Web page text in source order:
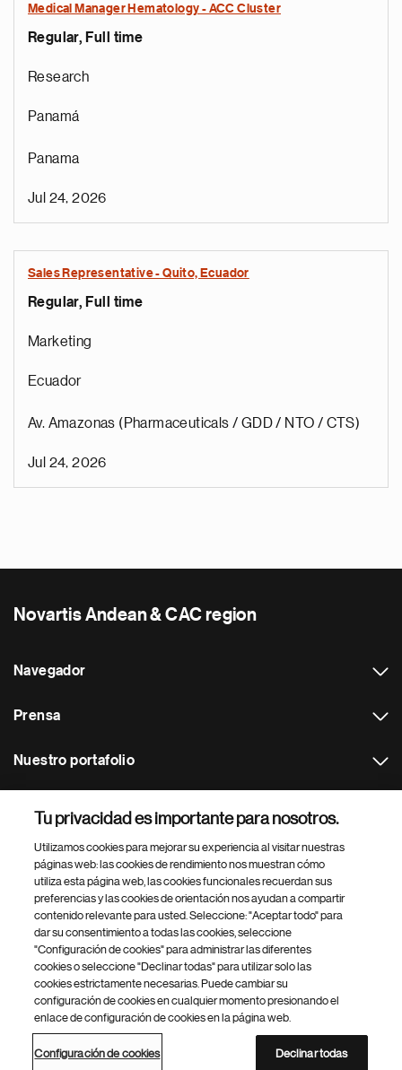
Medical Manager Hematology - ACC Cluster
Regular, Full time
Research
Panamá
Panama
Jul 24, 2026
Sales Representative - Quito, Ecuador
Regular, Full time
Marketing
Ecuador
Av. Amazonas (Pharmaceuticals / GDD / NTO / CTS)
Jul 24, 2026
Novartis Andean & CAC region
Navegador
Prensa
Nuestro portafolio
Footer Site Search
inferior
del
© 2026 Novartis AG
Política de privacidad Términos de uso
Accesibilidad
Configuración de cookies
Mapa del sitio
Tu privacidad es importante para nosotros.
Utilizamos cookies para mejorar su experiencia al visitar nuestras
páginas web: las cookies de rendimiento nos muestran cómo
utiliza esta página web, las cookies funcionales recuerdan sus
preferencias y las cookies de orientación nos ayudan a compartir
contenido relevante para usted. Seleccione: "Aceptar todo" para
dar su consentimiento a todas las cookies, seleccione
"Configuración de cookies" para administrar las diferentes
cookies o seleccione "Declinar todas" para utilizar solo las
cookies estrictamente necesarias. Puede cambiar su
configuración de cookies en cualquier momento presionando el
enlace de configuración de cookies en la página web.
Configuración de cookies Declinar todas